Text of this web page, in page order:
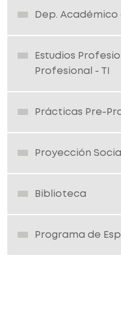
Dep.
Estudios
Profesional - TI
Prácticas Pre-
Proyección Social
Biblioteca
Programa de